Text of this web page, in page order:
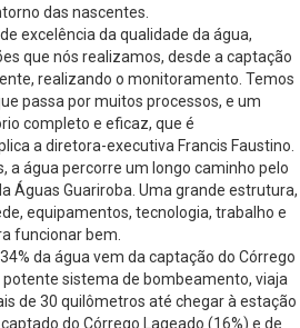
das nascentes.
excelência da qualidade da água,
que nós realizamos, desde a captação
realizando o monitoramento. Temos
passa por muitos processos, e um
completo e eficaz, que é
a diretora-executiva Francis Faustino.
a água percorre um longo caminho pelo
Águas Guariroba. Uma grande estrutura,
equipamentos, tecnologia, trabalho e
funcionar bem.
da água vem da captação do Córrego
potente sistema de bombeamento, viaja
de 30 quilômetros até chegar à estação
do Córrego Lageado (16%) e de